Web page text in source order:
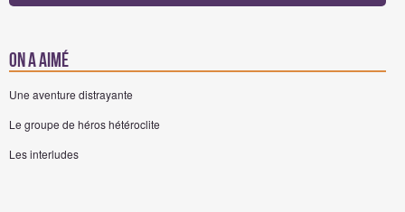
On a aimé
Une aventure distrayante
Le groupe de héros hétéroclite
Les interludes